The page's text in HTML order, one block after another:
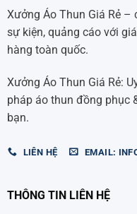
Xưởng Áo Thun Giá Rẻ
sự kiện, quảng cáo với
hàng toàn quốc.
Xưởng Áo Thun Giá Rẻ:
pháp áo thun đồng phục
bạn.
LIÊN HỆ EMAIL:
THÔNG TIN LIÊN HỆ